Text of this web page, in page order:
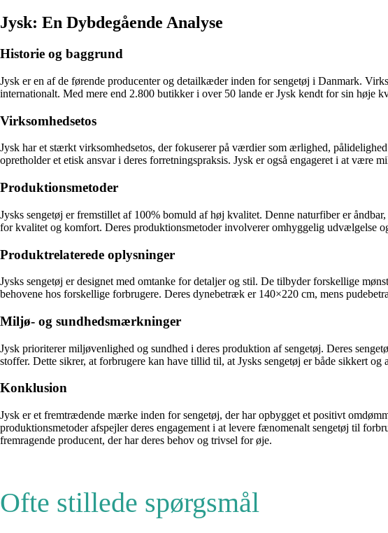
Jysk: En Dybdegående Analyse
Historie og baggrund
Jysk er en af de førende producenter og detailkæder inden for sengetøj i Danmark.
internationalt. Med mere end 2.800 butikker i over 50 lande er Jysk kendt for sin høje
Virksomhedsetos
Jysk har et stærkt virksomhedsetos, der fokuserer på værdier som ærlighed,
opretholder et etisk ansvar i deres forretningspraksis. Jysk er også engageret i at
Produktionsmetoder
Jysks sengetøj er fremstillet af 100% bomuld af høj kvalitet. Denne naturfiber er
for kvalitet og komfort. Deres produktionsmetoder involverer omhyggelig udvælgelse
Produktrelaterede oplysninger
Jysks sengetøj er designet med omtanke for detaljer og stil. De tilbyder forskellige
behovene hos forskellige forbrugere. Deres dynebetræk er 140×220 cm, mens
Miljø- og sundhedsmærkninger
Jysk prioriterer miljøvenlighed og sundhed i deres produktion af sengetøj. Deres
stoffer. Dette sikrer, at forbrugere kan have tillid til, at Jysks sengetøj er både sikkert og
Konklusion
Jysk er et fremtrædende mærke inden for sengetøj, der har opbygget et positivt
produktionsmetoder afspejler deres engagement i at levere fænomenalt sengetøj til
fremragende producent, der har deres behov og trivsel for øje.
Ofte stillede spørgsmål